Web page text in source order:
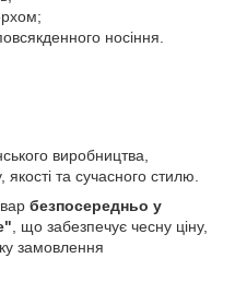
носіння.
виробництва,
та сучасного стилю.
безпосередньо у
, що забезпечує чесну ціну,
замовлення